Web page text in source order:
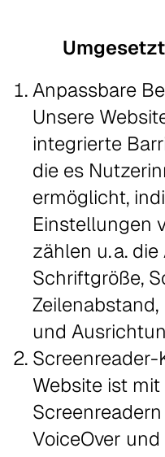
Anpassbare
Unsere
integrierte
die es
ermöglicht,
Einstellungen
zählen u. a.
Schriftgröße,
und
Website ist
Screenreadern
VoiceOver